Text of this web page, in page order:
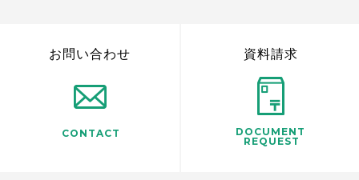
CONTACT
お問い合わせ
DOCUMENT
REQUEST
資料請求